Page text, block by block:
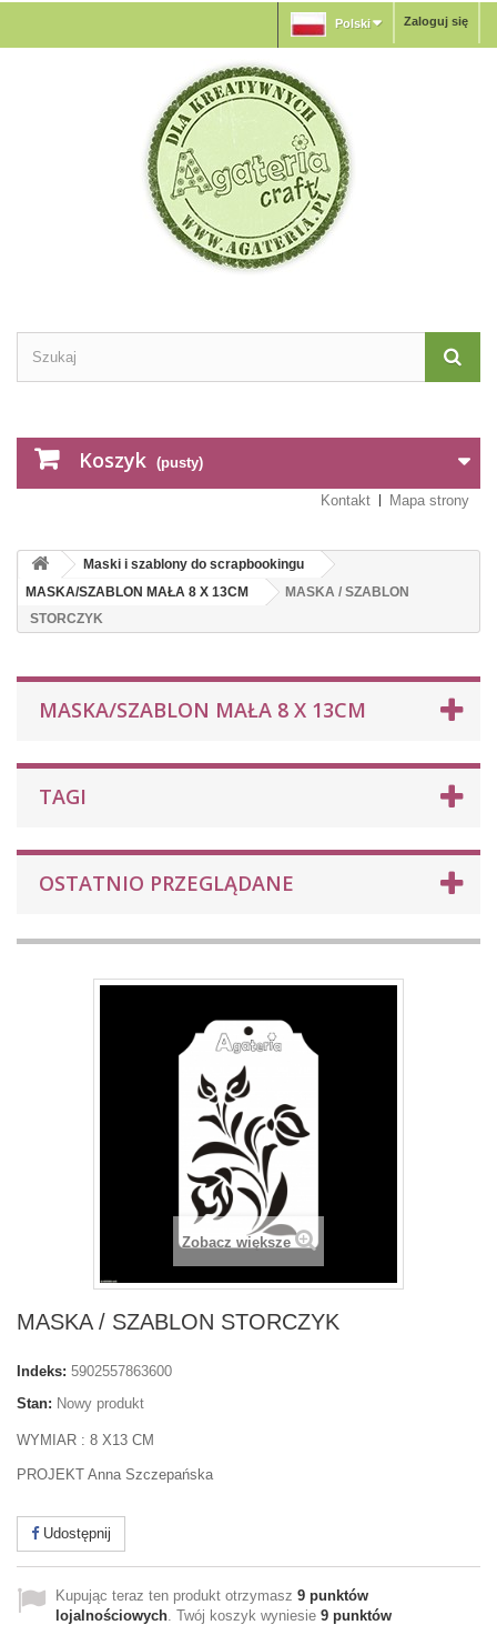
Zaloguj się
Polski
Koszyk (pusty)
Kontakt Mapa strony
Maski i szablony do scrapbookingu
MASKA/SZABLON MAŁA 8 X 13CM
MASKA / SZABLON
STORCZYK
MASKA/SZABLON MAŁA 8 X 13CM
TAGI
OSTATNIO PRZEGLĄDANE
Zobacz większe
MASKA / SZABLON STORCZYK
Indeks: 5902557863600
Stan: Nowy produkt
WYMIAR : 8 X13 CM
PROJEKT Anna Szczepańska
Udostępnij
Kupując teraz ten produkt otrzymasz 9 punktów
lojalnościowych. Twój koszyk wyniesie 9 punktów